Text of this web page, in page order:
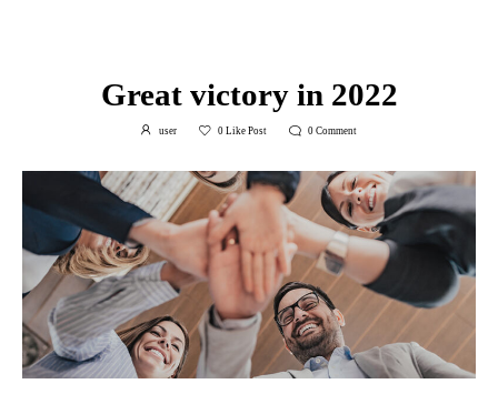
Great victory in 2022
user 0 Like Post 0 Comment